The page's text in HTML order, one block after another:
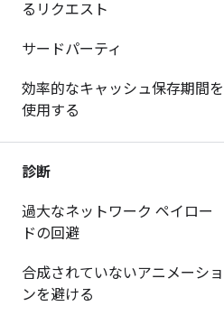
るリクエスト
サードパーティ
効率的なキャッシュ保存期間を
使用する
診断
過大なネットワーク ペイロー
ドの回避
合成されていないアニメーショ
ンを避ける